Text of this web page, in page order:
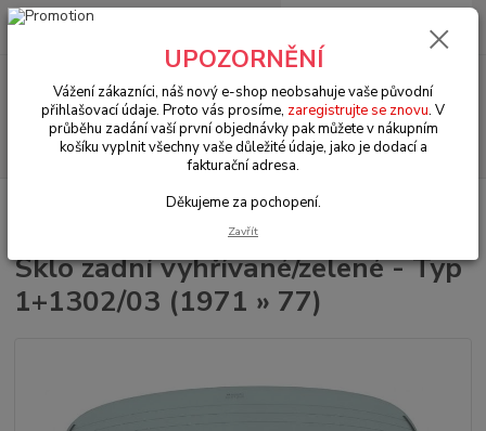
Menu
Hledat
+420 602 330 329
0 Kč
VW Brouk Typ 1 (1938 » 03) Exteriér (Exterior)
Sklo zadní vyhřívané/zelené - Typ
1+1302/03 (1971 » 77)
UPOZORNĚNÍ
Vážení zákazníci, náš nový e-shop neobsahuje vaše původní
přihlašovací údaje. Proto vás prosíme, zaregistrujte se znovu. V
průběhu zadání vaší první objednávky pak můžete v nákupním
košíku vyplnit všechny vaše důležité údaje, jako je dodací a
fakturační adresa.
Děkujeme za pochopení.
Zavřít